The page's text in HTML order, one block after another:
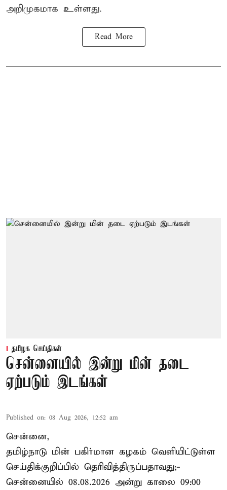
அறிமுகமாக உள்ளது.
Read More
தமிழக செய்திகள்
சென்னையில் இன்று மின் தடை
ஏற்படும் இடங்கள்
Published on: 08 Aug 2026, 12:52 am
சென்னை,
தமிழ்நாடு மின் பகிர்மான கழகம் வெளியிட்டுள்ள
செய்திக்குறிப்பில் தெரிவித்திருப்பதாவது;-
சென்னையில் 08.08.2026 அன்று காலை 09:00